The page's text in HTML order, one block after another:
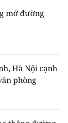
mở đường
Hà Nội cạnh
phòng